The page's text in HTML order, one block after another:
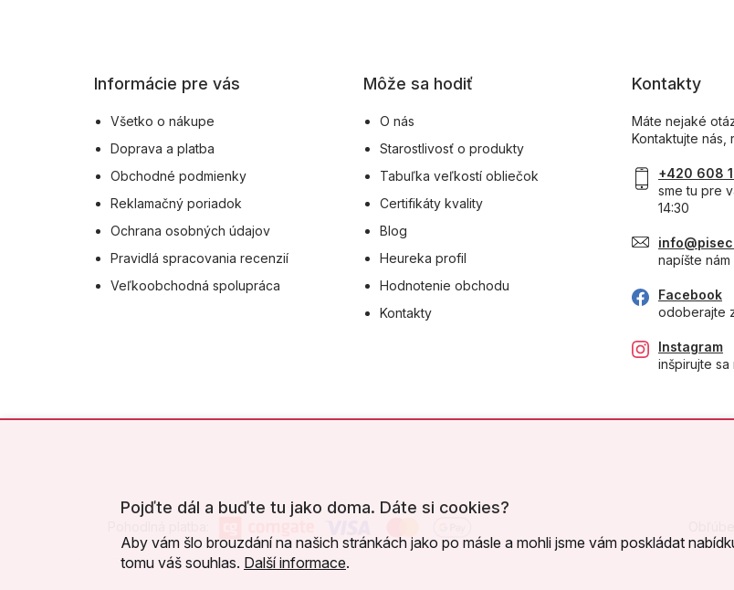
Pojďte dál a buďte tu jako doma. Dáte si cookies?
Aby vám šlo brouzdání na našich stránkách jako po másle a mohli jsme vám poskládat
tomu váš souhlas. Další informace.
Informácie pre vás
Všetko o nákupe
Doprava a platba
Obchodné podmienky
Reklamačný poriadok
Ochrana osobných údajov
Pravidlá spracovania recenzií
Veľkoobchodná spolupráca
Môže sa hodiť
O nás
Starostlivosť o produkty
Tabuľka veľkostí obliečok
Certifikáty kvality
Blog
Heureka profil
Hodnotenie obchodu
Kontakty
Kontakty
Máte nejaké
Kontaktujte nás,
+420 608
sme tu pre
14:30
napíšte
Facebook
odoberajte
Instagram
inšpirujte sa